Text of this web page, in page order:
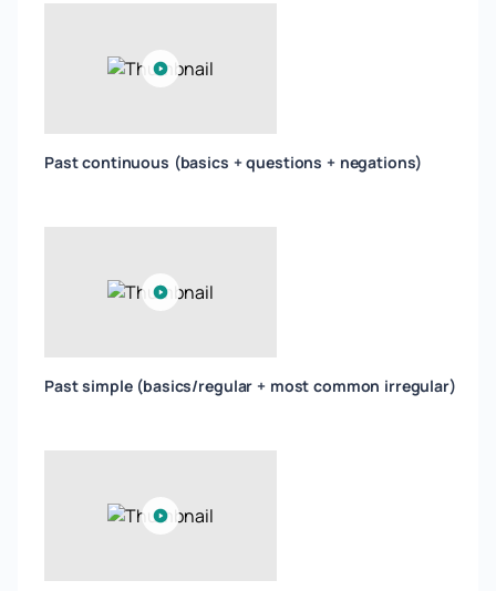
Past continuous (basics + questions + negations)
Past simple (basics/regular + most common irregular)